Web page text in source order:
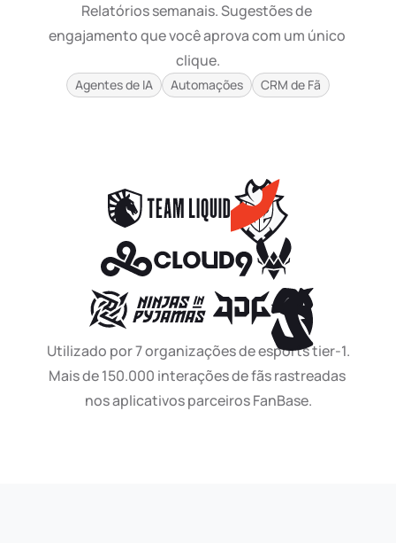
Relatórios semanais. Sugestões de
engajamento que você aprova com um único
clique.
Agentes de IA Automações CRM de Fã
Utilizado por 7 organizações de esports tier-1.
Mais de 150.000 interações de fãs rastreadas
nos aplicativos parceiros FanBase.